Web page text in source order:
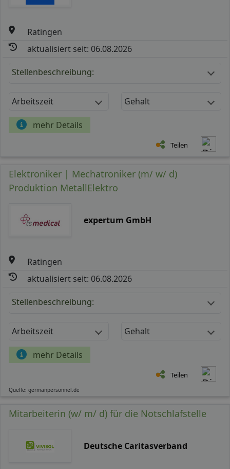
Ratingen
aktualisiert seit: 06.08.2026
Stellenbeschreibung:
Arbeitszeit Gehalt
mehr Details
Teilen
Elektroniker | Mechatroniker (m/ w/ d)
Produktion MetallElektro
expertum GmbH
Ratingen
aktualisiert seit: 06.08.2026
Stellenbeschreibung:
Arbeitszeit Gehalt
mehr Details
Teilen
Quelle: germanpersonnel.de
Mitarbeiterin (w/ m/ d) für die Notschlafstelle
Deutsche Caritasverband